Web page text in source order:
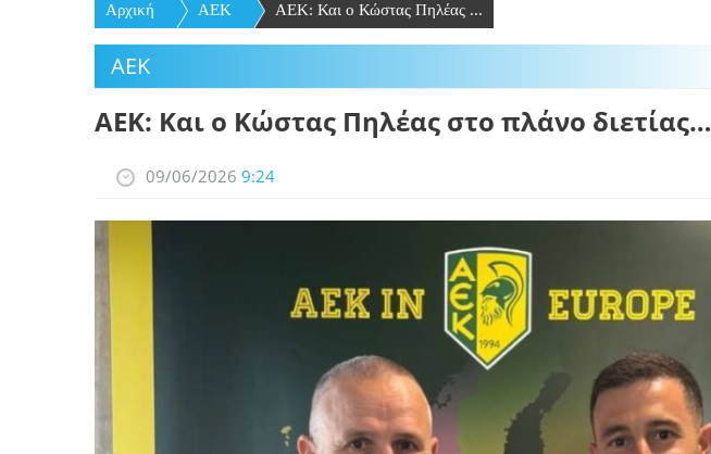
Αρχική ΑΕΚ ΑΕΚ: Και ο Κώστας Πηλέας ...
ΑΕΚ
ΑΕΚ: Και ο Κώστας Πηλέας στο πλάνο διετίας…
09/06/2026 9:24